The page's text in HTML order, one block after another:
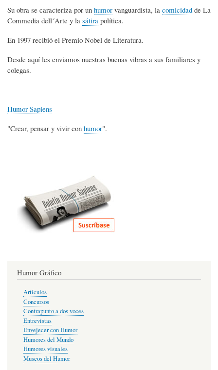
Su obra se caracteriza por un humor vanguardista, la comicidad de La
Commedia dell´Arte y la sátira política.
En 1997 recibió el Premio Nobel de Literatura.
Desde aquí les enviamos nuestras buenas vibras a sus familiares y
colegas.
Humor Sapiens
"Crear, pensar y vivir con humor".
Humor Gráfico
Artículos
Concursos
Contrapunto a dos voces
Entrevistas
Envejecer con Humor
Humores del Mundo
Humores visuales
Museos del Humor